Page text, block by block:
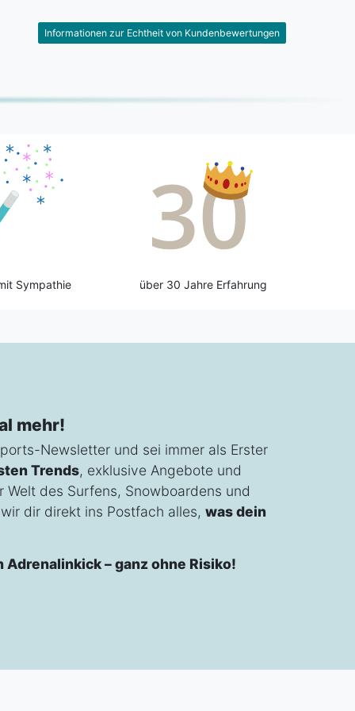
Informationen zur Echtheit von Kundenbewertungen
Sympathie über 30 Jahre Erfahrung
mehr!
Newsletter und sei immer als Erster
Trends, exklusive Angebote und
Welt des Surfens, Snowboardens und
dir direkt ins Postfach alles, was dein
Adrenalinkick – ganz ohne Risiko!